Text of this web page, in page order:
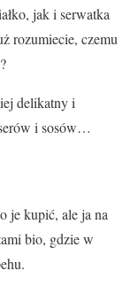
jak i serwatka
rozumiecie, czemu
delikatny i
i sosów…
je kupić, ale ja na
bio, gdzie w